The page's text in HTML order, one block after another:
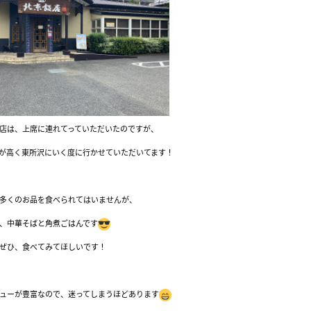
は、上席に連れてっていただいたのですが、
高く東所沢にいく度に行かせていただいてます！
くのお品を食べられてはいませんが、
中華そばと角煮ごはんです
ひ、食べてみてほしいです！
ーが豊富なので、迷ってしまうほどあります